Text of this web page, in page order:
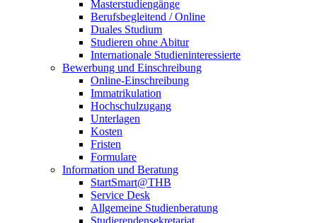
Masterstudiengänge
Berufsbegleitend / Online
Duales Studium
Studieren ohne Abitur
Internationale Studieninteressierte
Bewerbung und Einschreibung
Online-Einschreibung
Immatrikulation
Hochschulzugang
Unterlagen
Kosten
Fristen
Formulare
Information und Beratung
StartSmart@THB
Service Desk
Allgemeine Studienberatung
Studierendensekretariat